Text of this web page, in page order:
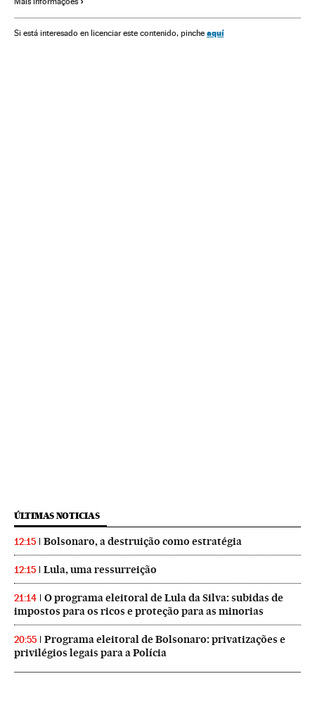
Ford Motor Company
Comércio internacional Estados Unidos México
Si está interesado en licenciar este contenido, pinche aquí
ÚLTIMAS NOTICIAS
12:15 Bolsonaro, a destruição como estratégia
12:15 Lula, uma ressurreição
21:14
O programa eleitoral de Lula da Silva: subidas de
impostos para os ricos e proteção para as minorias
20:55
Programa eleitoral de Bolsonaro: privatizações e
privilégios legais para a Polícia